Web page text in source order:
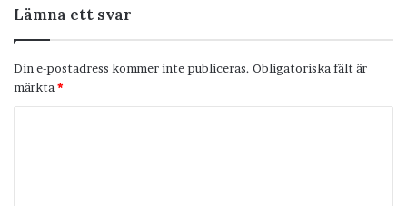
Lämna ett svar
Din e-postadress kommer inte publiceras. Obligatoriska fält är
märkta *